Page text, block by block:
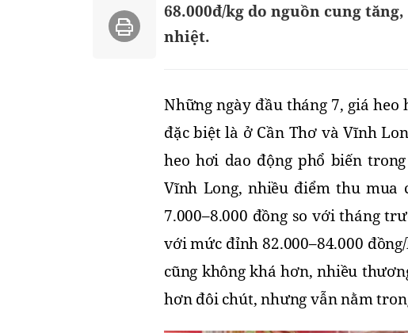
68.000đ/kg do nguồn cung
nhiệt.
Những ngày đầu tháng 7, giá
đặc biệt là ở Cần Thơ và Vĩnh
heo hơi dao động phổ biến trong
Vĩnh Long, nhiều điểm thu mua
7.000–8.000 đồng so với tháng
với mức đỉnh 82.000–84.000
cũng không khá hơn, nhiều
hơn đôi chút, nhưng vẫn nằm